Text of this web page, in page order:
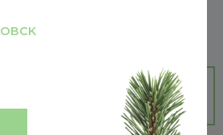
ВСЕ
НОВОСТИ